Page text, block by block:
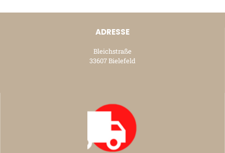
ADRESSE
Bleichstraße
33607 Bielefeld